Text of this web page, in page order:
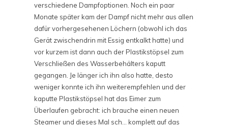
verschiedene Dampfoptionen. Noch ein paar
Monate später kam der Dampf nicht mehr aus allen
dafür vorhergesehenen Löchern (obwohl ich das
Gerät zwischendrin mit Essig entkalkt hatte) und
vor kurzem ist dann auch der Plastikstöpsel zum
Verschließen des Wasserbehälters kaputt
gegangen. Je länger ich ihn also hatte, desto
weniger konnte ich ihn weiterempfehlen und der
kaputte Plastikstöpsel hat das Eimer zum
Überlaufen gebracht: ich brauche einen neuen
Steamer und dieses Mal sch… komplett auf das